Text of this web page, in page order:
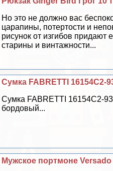
Но это не должно вас
царапины, потертости и
рисунок от изгибов придают
старины и винтажности...
Сумка FABRETTI 16154C2-
Сумка FABRETTI 16154C2-
бордовый...
Мужское портмоне